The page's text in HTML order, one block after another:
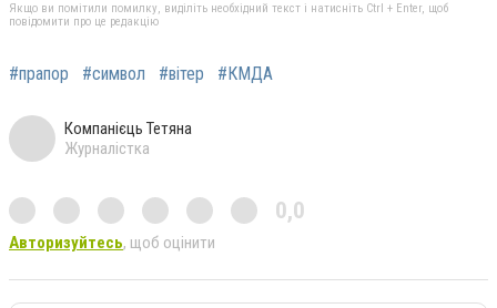
Якщо ви помітили помилку, виділіть необхідний текст і натисніть Ctrl + Enter, щоб
повідомити про це редакцію
#прапор #символ #вітер #КМДА
Компанієць Тетяна
Журналістка
0,0
Авторизуйтесь, щоб оцінити